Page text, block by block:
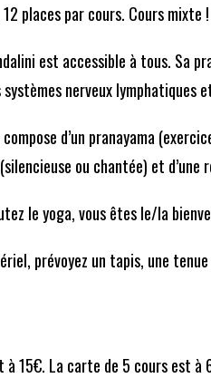
12 places par cours. Cours mixte !
est accessible à tous. Sa
nerveux lymphatiques
d’un pranayama
ou chantée) et d’une
le yoga, vous êtes le/la
prévoyez un tapis, une
à 15€. La carte de 5 cours est à